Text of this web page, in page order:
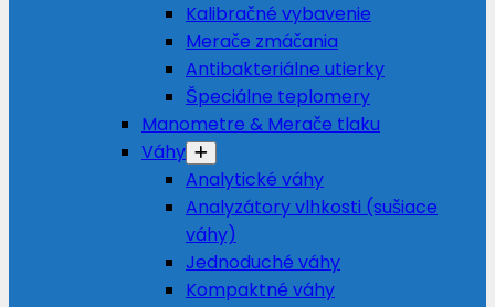
Kalibračné vybavenie
Merače zmáčania
Antibakteriálne utierky
Špeciálne teplomery
Manometre & Merače tlaku
Váhy
Analytické váhy
Analyzátory vlhkosti (sušiace
váhy)
Jednoduché váhy
Kompaktné váhy